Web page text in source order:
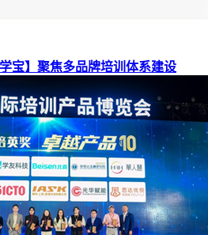
宝】聚焦多品牌培训体系建设